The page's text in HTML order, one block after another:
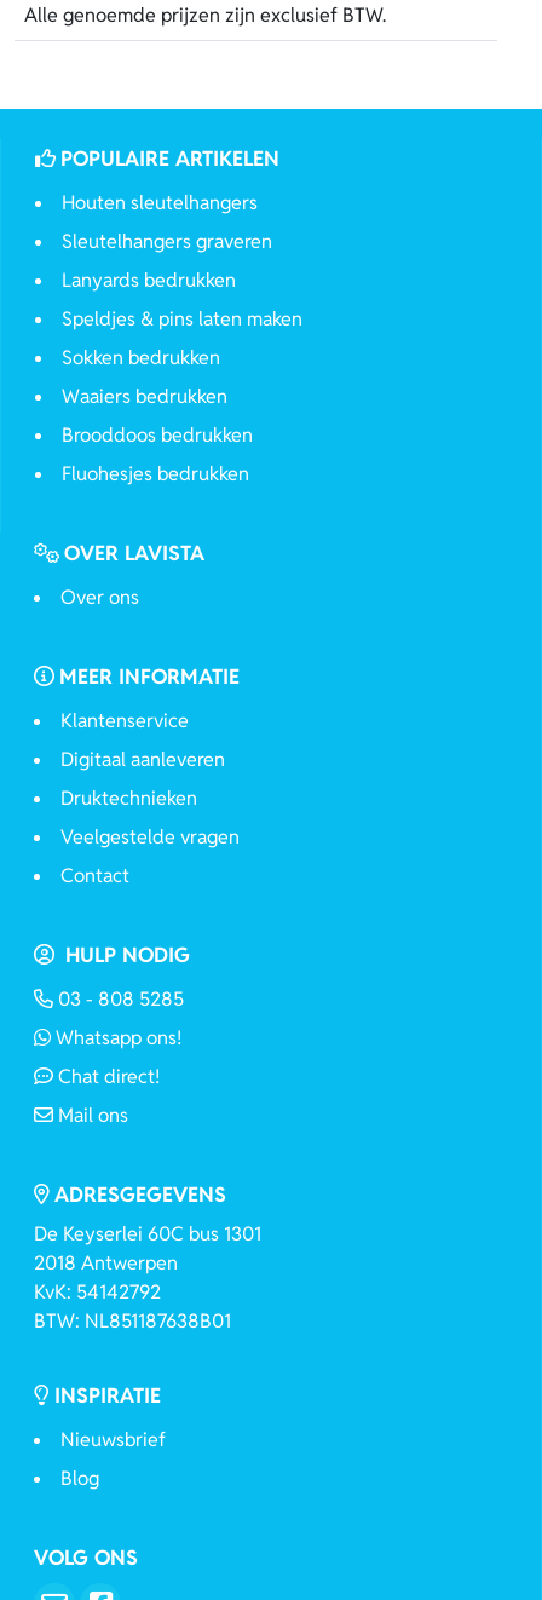
Alle genoemde prijzen zijn exclusief BTW.
POPULAIRE ARTIKELEN
Houten sleutelhangers
Sleutelhangers graveren
Lanyards bedrukken
Speldjes & pins laten maken
Sokken bedrukken
Waaiers bedrukken
Brooddoos bedrukken
Fluohesjes bedrukken
OVER LAVISTA
Over ons
MEER INFORMATIE
Klantenservice
Digitaal aanleveren
Druktechnieken
Veelgestelde vragen
Contact
HULP NODIG
03 - 808 5285
Whatsapp ons!
Chat direct!
Mail ons
ADRESGEGEVENS
De Keyserlei 60C bus 1301
2018 Antwerpen
KvK: 54142792
BTW: NL851187638B01
INSPIRATIE
Nieuwsbrief
Blog
VOLG ONS